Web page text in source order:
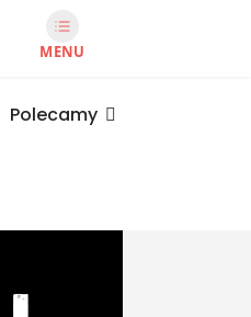
MENU
Polecamy